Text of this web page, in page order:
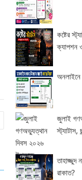
কষ্টের
ক্যাপশন
অনলাইনে
জুলাই
স্ট্যাটাস,
রাকাত?